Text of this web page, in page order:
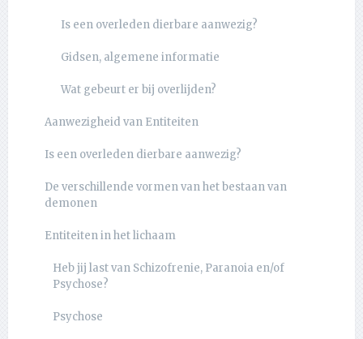
Is een overleden dierbare aanwezig?
Gidsen, algemene informatie
Wat gebeurt er bij overlijden?
Aanwezigheid van Entiteiten
Is een overleden dierbare aanwezig?
De verschillende vormen van het bestaan van
demonen
Entiteiten in het lichaam
Heb jij last van Schizofrenie, Paranoia en/of
Psychose?
Psychose